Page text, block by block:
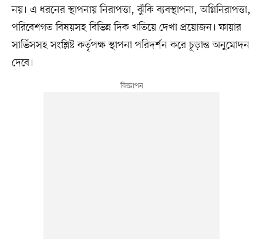
নয়। এ ধরনের স্থাপনায় নিরাপত্তা, ঝুঁকি ব্যবস্থাপনা, অগ্নিনিরাপত্তা,
পরিবেশগত বিষয়সহ বিভিন্ন দিক খতিয়ে দেখা প্রয়োজন। ফায়ার
সার্ভিসসহ সংশ্লিষ্ট কর্তৃপক্ষ স্থাপনা পরিদর্শন করে চূড়ান্ত অনুমোদন
দেবে।